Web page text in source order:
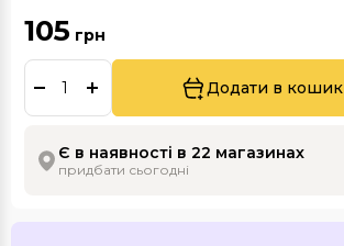
105 грн
Додати в кошик
Є в наявності в 22 магазинах
придбати сьогодні